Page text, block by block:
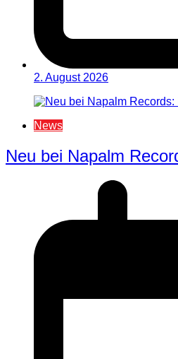
2. August 2026
News
Neu bei Napalm